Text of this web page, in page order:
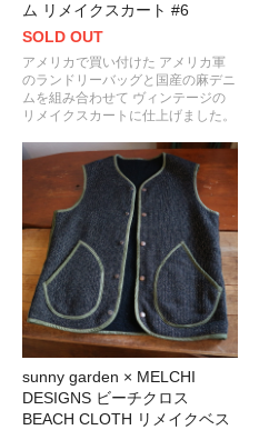
ム リメイクスカート #6
SOLD OUT
アメリカで買い付けた アメリカ軍
のランドリーバッグと国産の麻デニ
ムを組み合わせて ヴィンテージの
リメイクスカートに仕上げました。
sunny garden × MELCHI
DESIGNS ビーチクロス
BEACH CLOTH リメイクベス